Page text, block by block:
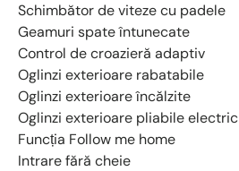
Schimbător de viteze cu padele
Geamuri spate întunecate
Control de croazieră adaptiv
Oglinzi exterioare rabatabile
Oglinzi exterioare încălzite
Oglinzi exterioare pliabile electric
Funcția Follow me home
Intrare fără cheie